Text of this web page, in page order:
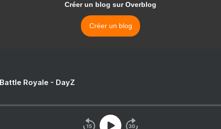
Créer un blog sur Overblog
Créer un blog
Royale - DayZ